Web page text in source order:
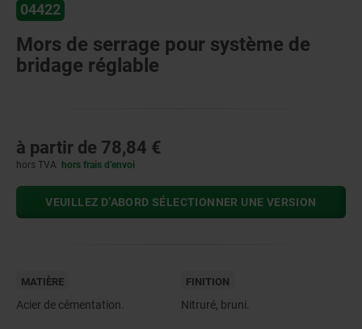
04422
Mors de serrage pour système de
bridage réglable
à partir de 78,84 €
hors TVA hors frais d’envoi
VEUILLEZ D’ABORD SÉLECTIONNER UNE VERSION
MATIÈRE
Acier de cémentation.
FINITION
Nitruré, bruni.